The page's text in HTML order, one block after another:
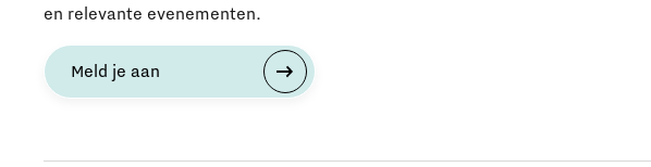
en relevante evenementen.
Meld je aan